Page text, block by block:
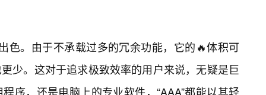
色。由于不承载过多的冗余功能，它的🔥体积可
少。这对于追求极致效率的用户来说，无疑是巨
序，还是电脑上的专业软件，“AAA”都能以其轻